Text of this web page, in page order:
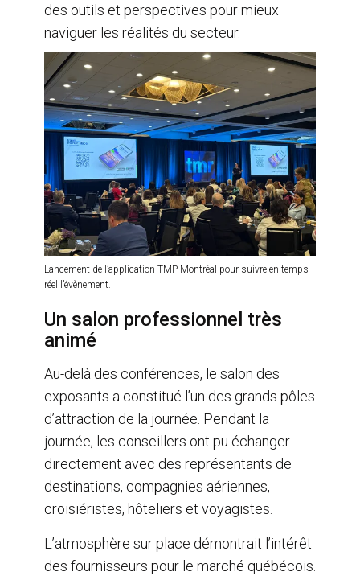
des outils et perspectives pour mieux
naviguer les réalités du secteur.
Lancement de l’application TMP Montréal pour suivre en temps
réel l’évènement.
Un salon professionnel très
animé
Au-delà des conférences, le salon des
exposants a constitué l’un des grands pôles
d’attraction de la journée. Pendant la
journée, les conseillers ont pu échanger
directement avec des représentants de
destinations, compagnies aériennes,
croisiéristes, hôteliers et voyagistes.
L’atmosphère sur place démontrait l’intérêt
des fournisseurs pour le marché québécois.